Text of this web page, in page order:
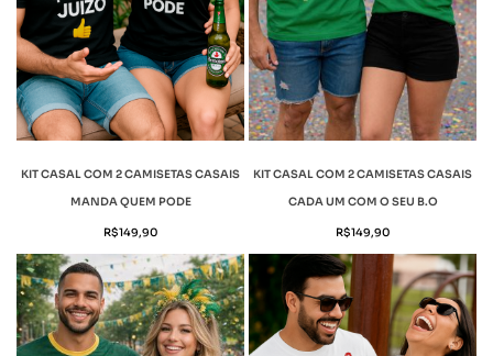
KIT CASAL COM 2 CAMISETAS CASAIS
MANDA QUEM PODE
R$149,90
KIT CASAL COM 2 CAMISETAS CASAIS
CADA UM COM O SEU B.O
R$149,90